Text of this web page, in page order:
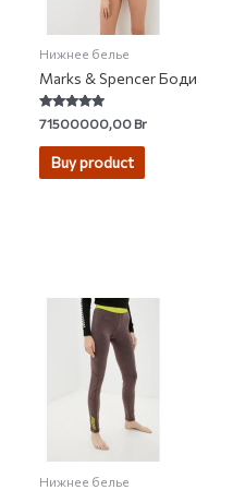
Нижнее белье
Marks & Spencer Боди
Rated
4.67
out of 5
71500000,00Br
Buy product
Нижнее белье